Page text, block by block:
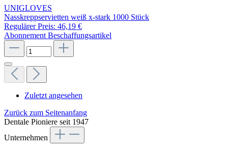
UNIGLOVES
Nasskreppservietten weiß x-stark 1000 Stück
Regulärer Preis: 46,19 €
Abonnement Beschaffungsartikel
Zuletzt angesehen
Zurück zum Seitenanfang
Dentale Pioniere seit 1947
Unternehmen